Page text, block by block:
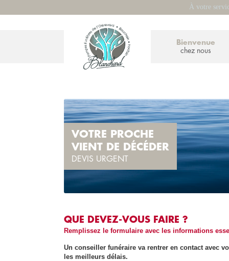
À votre
Bienvenue
chez nous
VOTRE PROCHE
VIENT DE DÉCÉDER
DEVIS URGENT
QUE DEVEZ-VOUS FAIRE ?
Remplissez le formulaire avec les informations
Un conseiller funéraire va rentrer en contact avec
les meilleurs délais.